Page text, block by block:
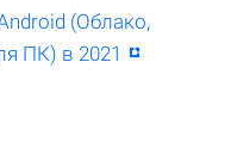
(Облако,
ПК) в 2021